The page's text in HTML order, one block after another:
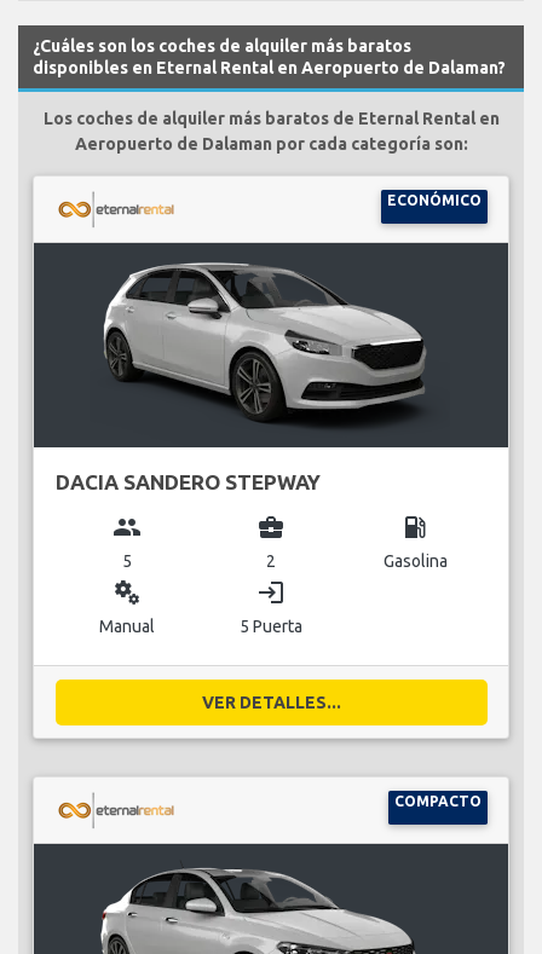
¿Cuáles son los coches de alquiler más baratos
disponibles en Eternal Rental en Aeropuerto de Dalaman?
Los coches de alquiler más baratos de Eternal Rental en
Aeropuerto de Dalaman por cada categoría son:
ECONÓMICO
DACIA SANDERO STEPWAY
group
5
business_center
2
local_gas_station
Gasolina
miscellaneous_services
Manual
login
5 Puerta
VER DETALLES...
COMPACTO